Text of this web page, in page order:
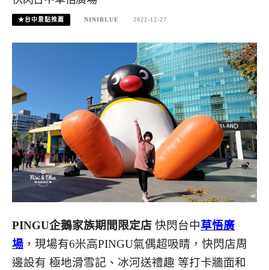
★台中景點推薦 NINIBLUE 2022-12-27
PINGU企鵝家族期間限定店 快閃台中草悟廣
場 ，現場有6米高PINGU氣偶超吸睛，快閃店周
邊設有 極地滑雪記、冰河送禮趣 等打卡牆面和